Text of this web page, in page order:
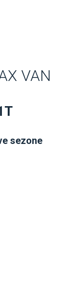
VAN
sezone